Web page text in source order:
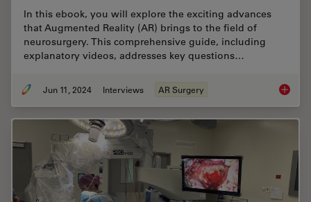
In this ebook, you will explore the exciting advances
that Augmented Reality (AR) brings to the field of
neurosurgery. This comprehensive guide, including
explanatory videos, addresses key questions…
Jun 11, 2024 Interviews AR Surgery